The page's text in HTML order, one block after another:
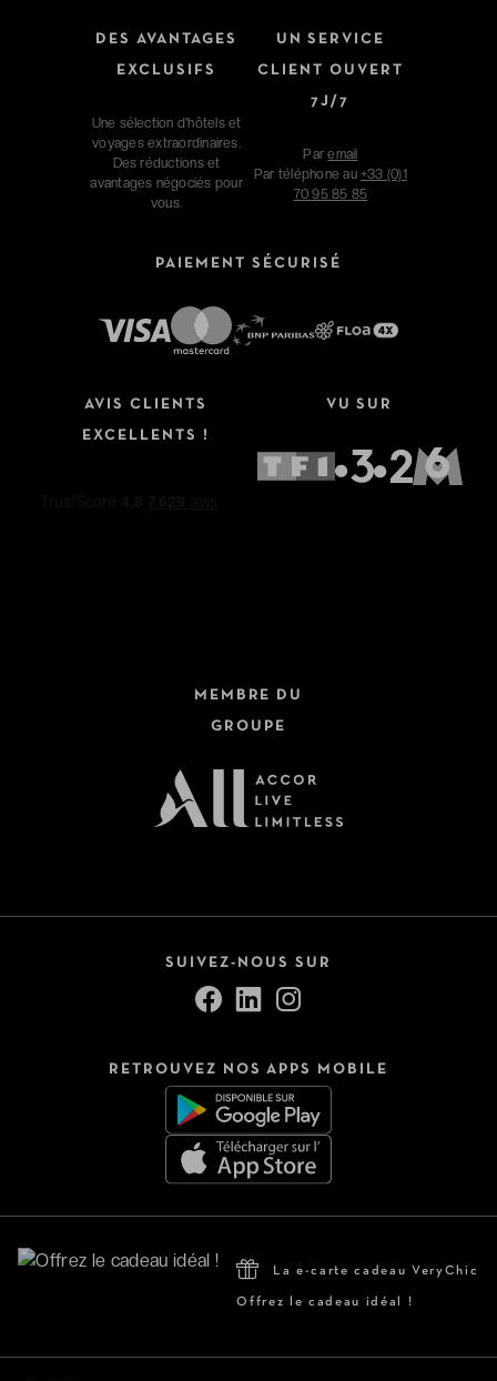
DES AVANTAGES
EXCLUSIFS
Une sélection d'hôtels et
voyages extraordinaires.
Des réductions et
avantages négociés pour
vous.
UN SERVICE
CLIENT OUVERT
7J/7
Paremail
Par téléphone au +33 (0)1
70 95 85 85
PAIEMENT SÉCURISÉ
AVIS CLIENTS
EXCELLENTS !
VU SUR
MEMBRE DU
GROUPE
SUIVEZ-NOUS SUR
RETROUVEZ NOS APPS MOBILE
La e-carte cadeau VeryChic
Offrez le cadeau idéal !